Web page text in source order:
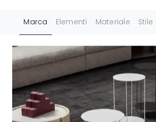
Marca Elementi Materiale Stile